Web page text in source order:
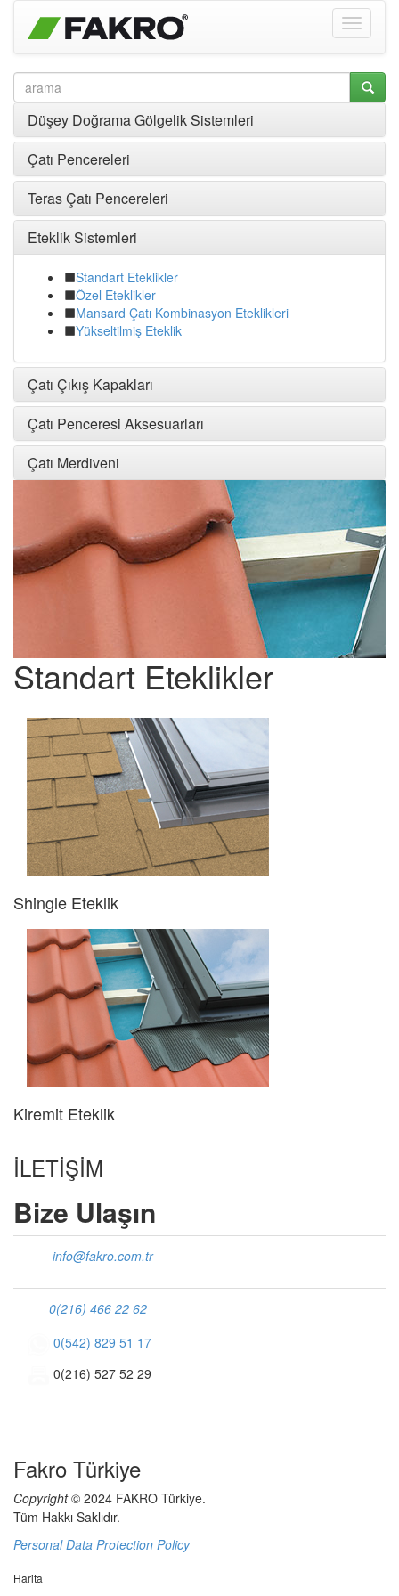
Düşey Doğrama Gölgelik Sistemleri
Çatı Pencereleri
Teras Çatı Pencereleri
Eteklik Sistemleri
Standart Eteklikler
Özel Eteklikler
Mansard Çatı Kombinasyon Eteklikleri
Yükseltilmiş Eteklik
Çatı Çıkış Kapakları
Çatı Penceresi Aksesuarları
Çatı Merdiveni
Standart Eteklikler
Shingle Eteklik
Kiremit Eteklik
İLETİŞİM
Bize Ulaşın
info@fakro.com.tr
0(216) 466 22 62
0(542) 829 51 17
0(216) 527 52 29
Fakro Türkiye
Copyright© 2024 FAKRO Türkiye.
Tüm Hakkı Saklıdır.
Personal Data Protection Policy
Harita